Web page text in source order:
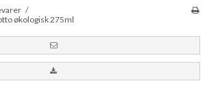
/
økologisk 275ml